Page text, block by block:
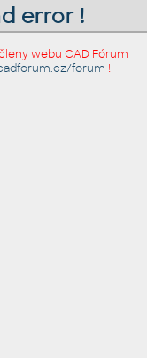
error !
webu CAD Fórum
forum !